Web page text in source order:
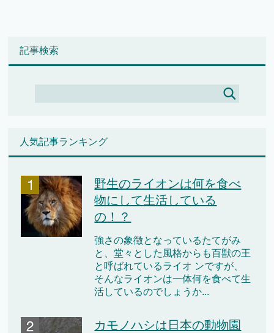
記事検索
人気記事ランキング
野生のライオンは何を食べ
物にして生活している
の！？
強さの象徴となっているたてがみ
と、堂々とした風格からも百獣の王
と呼ばれているライオ ンですが、
そんなライオンは一体何を食べて生
活しているのでしょうか...
カモノハシは日本の動物園